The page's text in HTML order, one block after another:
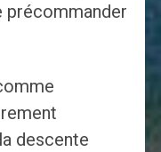
précommander
descente